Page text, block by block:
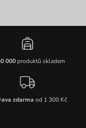
000produktů skladem
zdarma od 1 300 Kč